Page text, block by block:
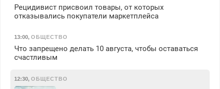
Рецидивист присвоил товары, от которых
отказывались покупатели маркетплейса
13:00, ОБЩЕСТВО
Что запрещено делать 10 августа, чтобы оставаться
счастливым
12:30, ОБЩЕСТВО